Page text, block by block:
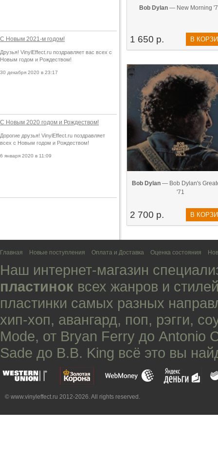
С Новым 2021-м годом!
Друзья! VinylEffect.ru поздравляет вас всех с
Новым годом и Рождеством!
30 декабря 2020 в 23:17
С Новым 2020 годом и Рождеством!
Дорогие друзья! VinylEffect.ru поздравляет
всех с Новым годом и Рождеством!
6 января 2020 в 11:09
Bob Dylan — New Morning
1 650 р. В
Bob Dylan— Bob Dylan's
'71
2 700 р. В
Главная Новые поступления Оплата и Доставка Оценка состояния
Наш интернет-магазин
пластинок всех жанров и
пластинки самых разных
хип-хоп, авангард, поп, рэгги,
Mode, от Bryan Ferry до Antonio
Sade до B.B. King всё это вы
© www.vinyleffect.ru 2012-2026. All rights reserved.